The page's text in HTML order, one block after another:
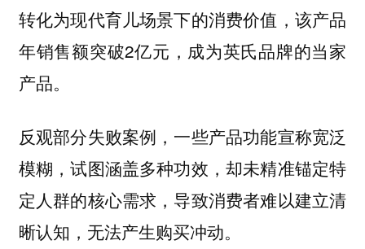
转化为现代育儿场景下的消费价值，该产品
年销售额突破2亿元，成为英氏品牌的当家
产品。
反观部分失败案例，一些产品功能宣称宽泛
模糊，试图涵盖多种功效，却未精准锚定特
定人群的核心需求，导致消费者难以建立清
晰认知，无法产生购买冲动。